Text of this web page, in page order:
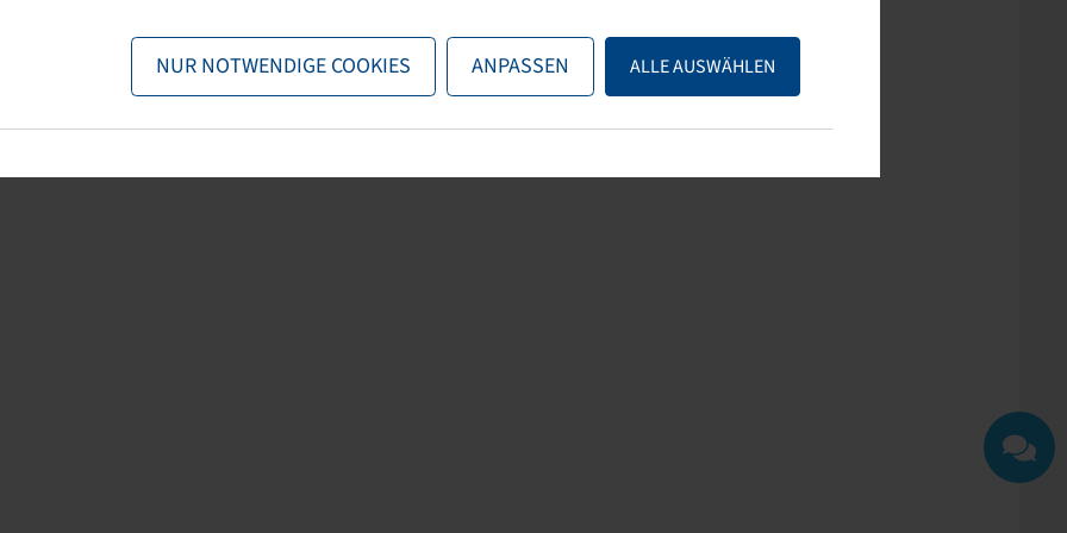
NUR NOTWENDIGE COOKIES ANPASSEN ALLE AUSWÄHLEN
zurück zur Startseite, die Suchfunktionen des Shops nutzen oder uns
direkt kontaktieren.
Tel.: +43 7221/72411–0